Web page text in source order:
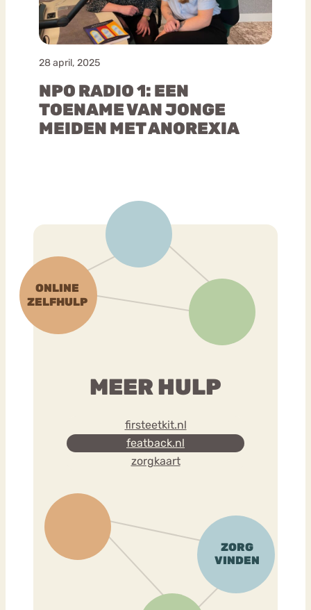
28 april, 2025
NPO RADIO 1: EEN
TOENAME VAN JONGE
MEIDEN MET ANOREXIA
MEER HULP
firsteetkit.nl
featback.nl
zorgkaart